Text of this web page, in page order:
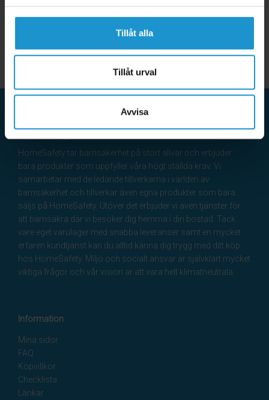
Tillåt alla
Tillåt urval
Avvisa
HomeSafety tar barnsäkerhet på stort allvar och erbjuder
bara produkter som uppfyller våra högt ställda krav. Vi
samarbetar med de ledande tillverkarna i världen av
barnsäkerhet och tillverkar även egna produkter som bara
säljs på HomeSafety. Utöver det erbjuder vi även tjänster för
att barnsäkra där vi besöker dig hemma i din bostad. Tack
vare eget varulager med snabba leveranser samt en mycket
erfaren kundtjänst kan du alltid känna dig trygg med ditt köp
hos HomeSafety. Miljö och socialt ansvar är självklart mycket
viktiga frågor och vår vision är att vara helt klimatneutrala.
Information
Mina sidor
FAQ
Köpvillkor
Checklista
Länkar